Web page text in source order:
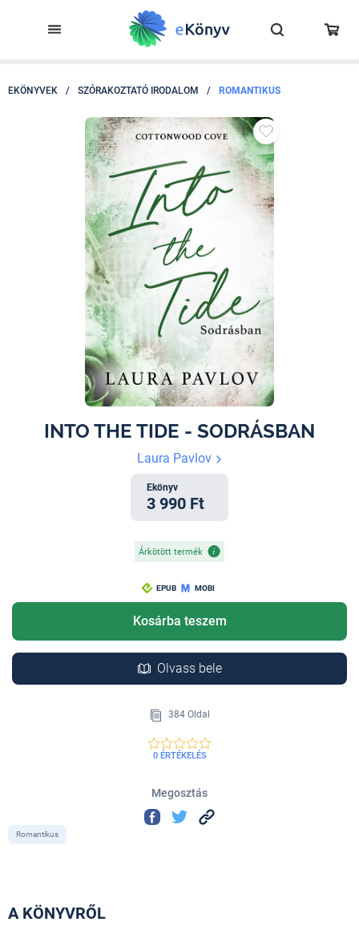
EKÖNYVEK / SZÓRAKOZTATÓ IRODALOM / ROMANTIKUS
INTO THE TIDE - SODRÁSBAN
Laura Pavlov
Ekönyv
3 990 Ft
Árkötött termék
EPUB MOBI
Kosárba teszem
Olvass bele
384 Oldal
0 ÉRTÉKELÉS
Megosztás
Romantikus
A KÖNYVRŐL